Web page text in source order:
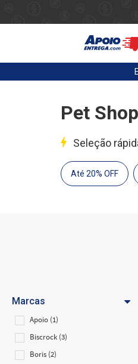
Pet Shop
Seleção
Até 20% OFF
Marcas
Apoio (1)
Biscrock (3)
Boris (2)